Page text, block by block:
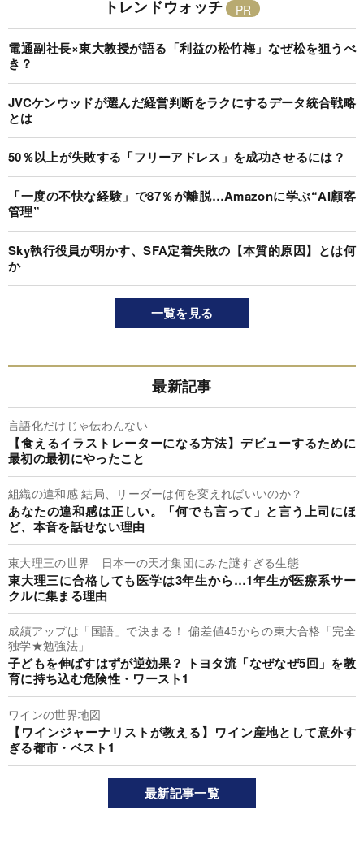
トレンドウォッチ
電通副社長×東大教授が語る「利益の松竹梅」なぜ松を狙うべ
き？
JVCケンウッドが選んだ経営判断をラクにするデータ統合戦略
とは
50％以上が失敗する「フリーアドレス」を成功させるには？
「一度の不快な経験」で87％が離脱…Amazonに学ぶ“AI顧客
管理”
Sky執行役員が明かす、SFA定着失敗の【本質的原因】とは何
か
一覧を見る
最新記事
言語化だけじゃ伝わんない
【食えるイラストレーターになる方法】デビューするために
最初の最初にやったこと
組織の違和感 結局、リーダーは何を変えればいいのか？
あなたの違和感は正しい。「何でも言って」と言う上司にほ
ど、本音を話せない理由
東大理三の世界 日本一の天才集団にみた謎すぎる生態
東大理三に合格しても医学は3年生から…1年生が医療系サー
クルに集まる理由
成績アップは「国語」で決まる！ 偏差値45からの東大合格「完全
独学★勉強法」
子どもを伸ばすはずが逆効果？ トヨタ流「なぜなぜ5回」を教
育に持ち込む危険性・ワースト1
ワインの世界地図
【ワインジャーナリストが教える】ワイン産地として意外す
ぎる都市・ベスト1
最新記事一覧